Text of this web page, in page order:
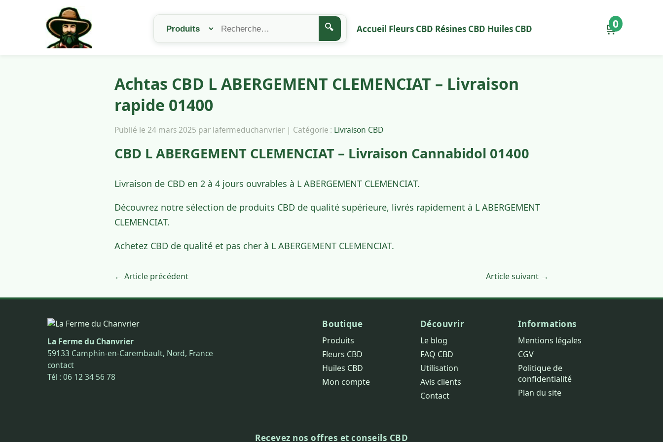
🔍 Accueil Fleurs CBD Résines CBD Huiles CBD 🛒
0
Achtas CBD L ABERGEMENT CLEMENCIAT – Livraison
rapide 01400
Publié le 24 mars 2025 par lafermeduchanvrier | Catégorie : Livraison CBD
CBD L ABERGEMENT CLEMENCIAT – Livraison Cannabidol 01400
Livraison de CBD en 2 à 4 jours ouvrables à L ABERGEMENT CLEMENCIAT.
Découvrez notre sélection de produits CBD de qualité supérieure, livrés rapidement à L ABERGEMENT
CLEMENCIAT.
Achetez CBD de qualité et pas cher à L ABERGEMENT CLEMENCIAT.
← Article précédent Article suivant →
La Ferme du Chanvrier
59133 Camphin-en-Carembault, Nord, France
contact
Tél : 06 12 34 56 78
Boutique
Produits
Fleurs CBD
Huiles CBD
Mon compte
Découvrir
Le blog
FAQ CBD
Utilisation
Avis clients
Contact
Informations
Mentions légales
CGV
Politique de
confidentialité
Plan du site
Recevez nos offres et conseils CBD